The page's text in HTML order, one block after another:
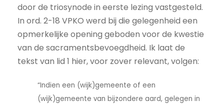
door de triosynode in eerste lezing vastgesteld.
In ord. 2-18 VPKO werd bij die gelegenheid een
opmerkelijke opening geboden voor de kwestie
van de sacramentsbevoegdheid. Ik laat de
tekst van lid 1 hier, voor zover relevant, volgen:
“Indien een (wijk)gemeente of een
(wijk)gemeente van bijzondere aard, gelegen in